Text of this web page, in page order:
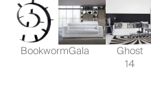
BookwormGala Ghost
14